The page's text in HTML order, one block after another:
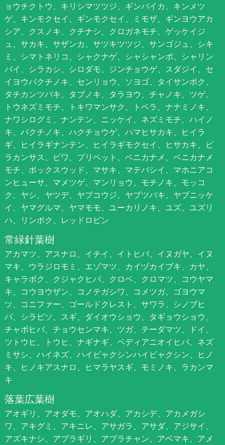
ョウチクトウ、キリシマツツジ、ギンバイカ、キンメツ
ゲ、キンモクセイ、ギンモクセイ、ミモザ、ギンヨウアカ
シア、クスノキ、クチナシ、クロガネモチ、ゲッケイジ
ュ、サカキ、サザンカ、サツキツツジ、サンゴジュ、シキ
ミ、シマトネリコ、シャクナゲ、シャシャンポ、シャリン
バイ、シラカシ、シロダモ、ジンチョウゲ、スダジイ、セ
イヨウバクチノキ、センリョウ、ソヨゴ、タイサンボク、
タチカンツバキ、タブノキ、タラヨウ、チャノキ、ツゲ、
トウネズミモチ、トキワマンサク、トベラ、ナナミノキ、
ナワシログミ、ナンテン、ニッケイ、ネズミモチ、ハイノ
キ、バクチノキ、ハクチョウゲ、ハマヒサカキ、ヒイラ
ギ、ヒイラギナンテン、ヒイラギモクセイ、ヒサカキ、ピ
ラカンサス、ビワ、プリペット、ベニカナメ、ベニカナメ
モチ、ボックスウッド、マサキ、マテバシイ、マホニアコ
ンヒューサ、マメツゲ、マンリョウ、モチノキ、モッコ
ク、ヤシ、ヤツデ、ヤブコウジ、ヤブツバキ、ヤブニッケ
イ、ヤマグルマ、ヤマモモ、ユーカリノキ、ユズ、ユズリ
ハ、リンボク、レッドロビン
常緑針葉樹
アカマツ、アスナロ、イチイ、イトヒバ、イヌガヤ、イヌ
マキ、ウラジロモミ、エゾマツ、カイヅカイブキ、カヤ、
キャラボク、クジャクヒバ、クロベ、クロマツ、コウヤマ
キ、コウヨウザン、コノテガシワ、コメツガ、ゴヨウマ
ツ、コニファー、ゴールドクレスト、サワラ、シノブヒ
バ、シラビソ、スギ、ダイオウショウ、タギョウショウ、
チャボヒバ、チョウセンマキ、ツガ、テーダマツ、ドイ、
ツトウヒ、トウヒ、ナギナギ、ペディアニオイヒバ、ネズ
ミサシ、ハイネズ、ハイビャクシンハイビャクシン、ヒノ
キ、ヒノキアスナロ、ヒマラヤスギ、モミノキ、ラカンマ
キ
落葉広葉樹
アオギリ、アオダモ、アオハダ、アカシデ、アカメガシ
ワ、アキグミ、アキニレ、アサガラ、アサダ、アジサイ、
アズキナシ、アブラギリ、アブラチャン、アベマキ、アメ